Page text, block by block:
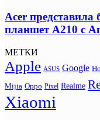
Acer
планшет A210 с
МЕТКИ
Apple ASUS Google
Mijia Oppo Pixel Realme
Xiaomi